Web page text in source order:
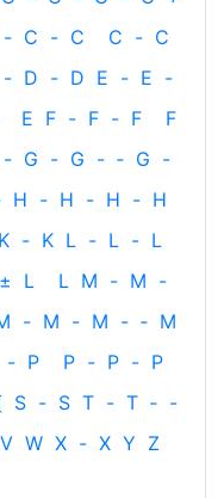
- C - C C - C
- D - D E - E -
E F - F - F
F
- G - G - ‐ G -
H - H - H - H
K - K L - L - L
± L L M - M -
- M - M - ‐ M
- P P - P - P
S - S T - T ‐ -
V W X - X Y Z